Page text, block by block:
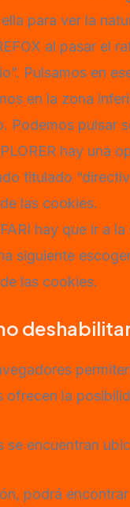
para ver la
al pasar el
Pulsamos en
en la zona
Podemos pulsar
hay una
titulado
las cookies.
hay que ir a
siguiente
las cookies.
ofrecen la
se encuentran
podrá